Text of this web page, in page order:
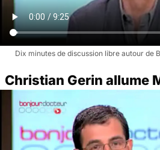
Dix minutes de discussion libre autour de
Christian Gerin allume